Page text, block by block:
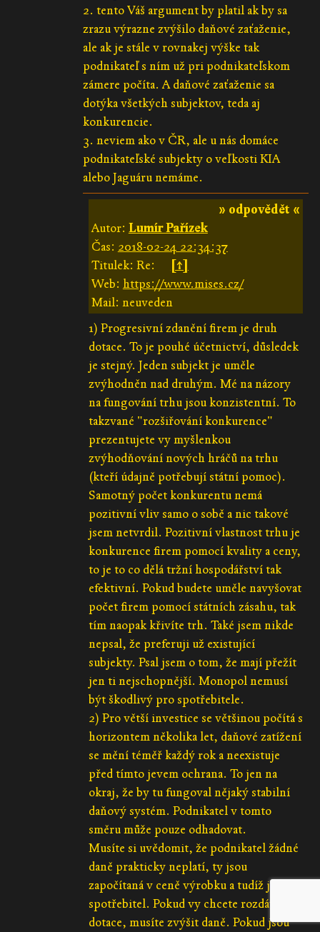
2. tento Váš argument by platil ak by sa
zrazu výrazne zvýšilo daňové zaťaženie,
ale ak je stále v rovnakej výške tak
podnikateľ s ním už pri podnikateľskom
zámere počíta. A daňové zaťaženie sa
dotýka všetkých subjektov, teda aj
konkurencie.
3. neviem ako v ČR, ale u nás domáce
podnikateľské subjekty o veľkosti KIA
alebo Jaguáru nemáme.
» odpovědět «
Autor: Lumír Pařízek
Čas: 2018-02-24 22:34:37
Titulek: Re:
[↑]
Web: https://www.mises.cz/
Mail: neuveden
1) Progresivní zdanění firem je druh
dotace. To je pouhé účetnictví, důsledek
je stejný. Jeden subjekt je uměle
zvýhodněn nad druhým. Mé na názory
na fungování trhu jsou konzistentní. To
takzvané "rozšiřování konkurence"
prezentujete vy myšlenkou
zvýhodňování nových hráčů na trhu
(kteří údajně potřebují státní pomoc).
Samotný počet konkurentu nemá
pozitivní vliv samo o sobě a nic takové
jsem netvrdil. Pozitivní vlastnost trhu je
konkurence firem pomocí kvality a ceny,
to je to co dělá tržní hospodářství tak
efektivní. Pokud budete uměle navyšovat
počet firem pomocí státních zásahu, tak
tím naopak křivíte trh. Také jsem nikde
nepsal, že preferuji už existující
subjekty. Psal jsem o tom, že mají přežít
jen ti nejschopnější. Monopol nemusí
být škodlivý pro spotřebitele.
2) Pro větší investice se většinou počítá s
horizontem několika let, daňové zatížení
se mění téměř každý rok a neexistuje
před tímto jevem ochrana. To jen na
okraj, že by tu fungoval nějaký stabilní
daňový systém. Podnikatel v tomto
směru může pouze odhadovat.
Musíte si uvědomit, že podnikatel žádné
daně prakticky neplatí, ty jsou
započítaná v ceně výrobku a tudíž je platí
spotřebitel. Pokud vy chcete rozdávat
dotace, musíte zvýšit daně. Pokud jsou